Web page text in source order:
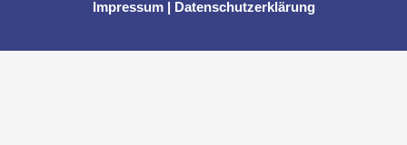
Impressum| Datenschutzerklärung